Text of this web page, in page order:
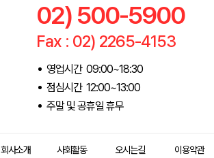
02) 500-5900
Fax : 02) 2265-4153
영업시간 09:00~18:30
점심시간 12:00~13:00
주말 및 공휴일 휴무
회사소개 사회활동 오시는길 이용약관